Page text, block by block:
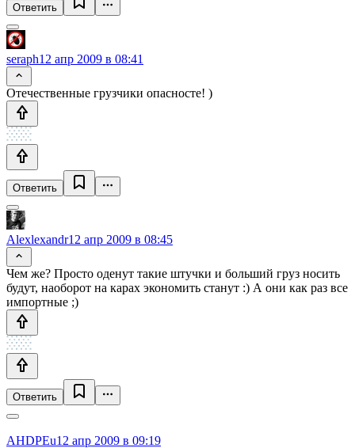
Ответить
seraph12 апр 2009 в 08:41
Отечественные грузчики опасносте! )
Ответить
Alexlexandr12 апр 2009 в 08:45
Чем же? Просто оденут такие штучки и больший груз носить
будут, наоборот на карах экономить станут :) А они как раз все
импортные ;)
Ответить
AHDPEu12 апр 2009 в 09:19